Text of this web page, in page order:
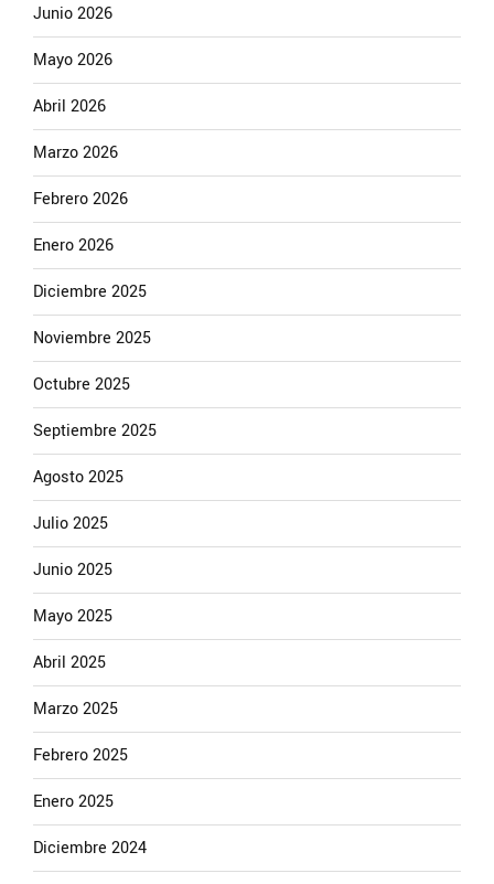
Junio 2026
Mayo 2026
Abril 2026
Marzo 2026
Febrero 2026
Enero 2026
Diciembre 2025
Noviembre 2025
Octubre 2025
Septiembre 2025
Agosto 2025
Julio 2025
Junio 2025
Mayo 2025
Abril 2025
Marzo 2025
Febrero 2025
Enero 2025
Diciembre 2024